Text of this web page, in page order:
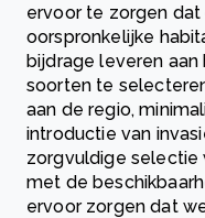
ervoor te zorgen
oorspronkelijke
bijdrage leveren
soorten te
aan de regio,
introductie van
zorgvuldige selectie
met de
ervoor zorgen dat